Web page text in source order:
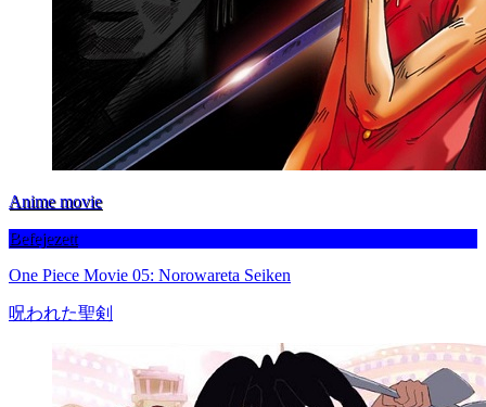
Anime movie
Befejezett
One Piece Movie 05: Norowareta Seiken
呪われた聖剣